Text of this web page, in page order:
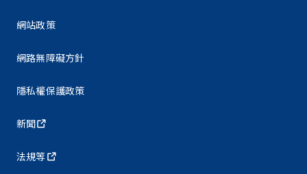
網站政策
網路無障礙方針
隱私權保護政策
新聞
法規等